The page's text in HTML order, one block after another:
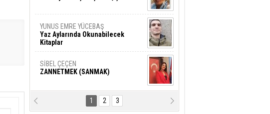
YUNUS EMRE YÜCEBAŞ
Yaz Aylarında Okunabilecek
Kitaplar
SİBEL ÇEÇEN
ZANNETMEK (SANMAK)
Karanlık DNA Kuşaklararası
1 2 3